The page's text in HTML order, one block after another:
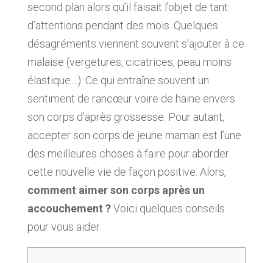
second plan alors qu’il faisait l’objet de tant
d’attentions pendant des mois. Quelques
désagréments viennent souvent s’ajouter à ce
malaise (vergetures, cicatrices, peau moins
élastique…). Ce qui entraîne souvent un
sentiment de rancœur voire de haine envers
son corps d’après grossesse. Pour autant,
accepter son corps de jeune maman est l’une
des meilleures choses à faire pour aborder
cette nouvelle vie de façon positive. Alors,
comment aimer son corps après un
accouchement ?Voici quelques conseils
pour vous aider.